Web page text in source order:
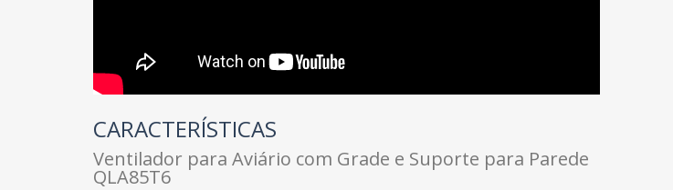
CARACTERÍSTICAS
Ventilador para Aviário com Grade e Suporte para Parede
QLA85T6